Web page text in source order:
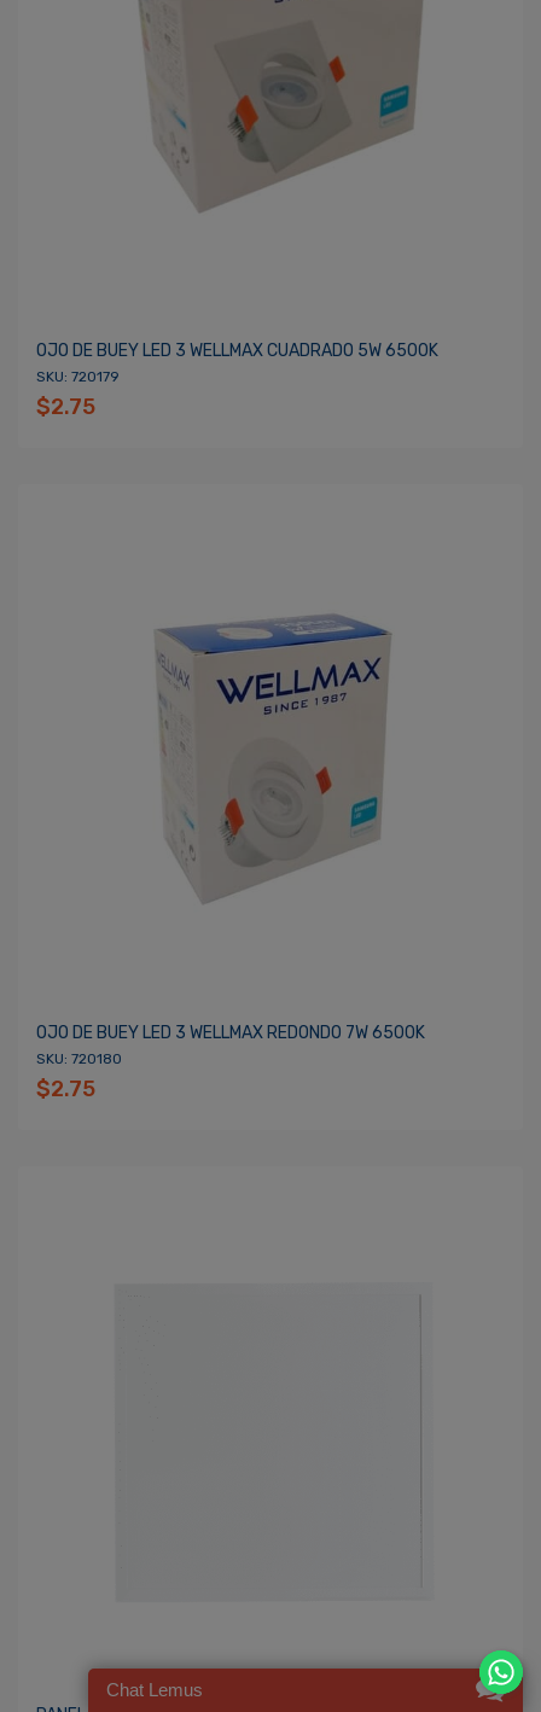
OJO DE BUEY LED 3 WELLMAX CUADRADO 5W 6500K
SKU: 720179
$2.75
OJO DE BUEY LED 3 WELLMAX REDONDO 7W 6500K
SKU: 720180
$2.75
Chat Lemus